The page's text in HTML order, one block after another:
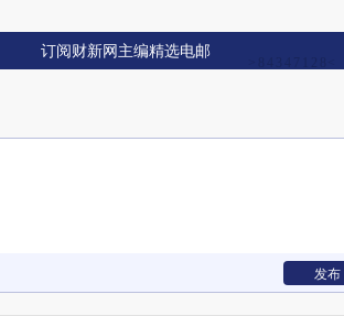
订阅财新网主编精选电邮
发布